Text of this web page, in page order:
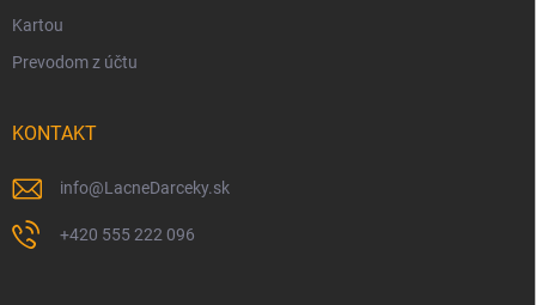
Kartou
Prevodom z účtu
KONTAKT
info@LacneDarceky.sk
+420 555 222 096